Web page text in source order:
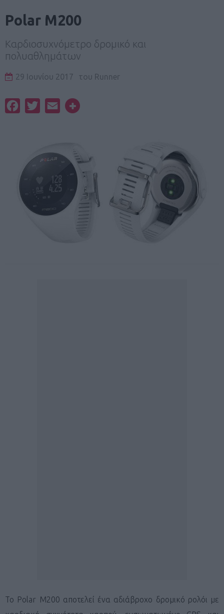
Polar M200
Καρδιοσυχνόμετρο δρομικό και
πολυαθλημάτων
29 Ιουνίου 2017 του Runner
FacebookTwitterEmail
Το Polar M200 αποτελεί ένα αδιάβροχο δρομικό ρολόι με